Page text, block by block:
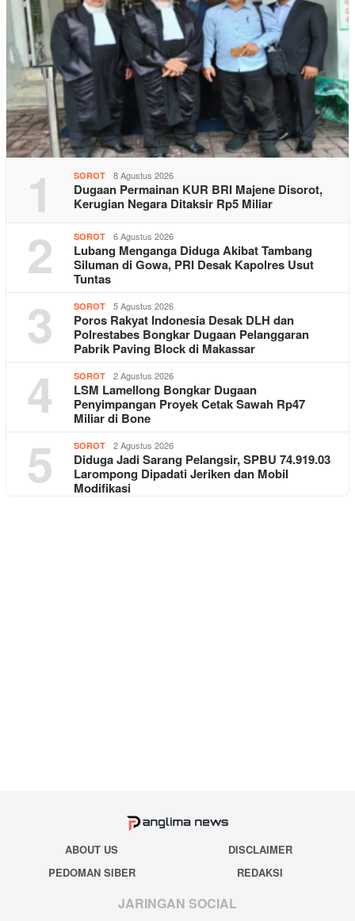
1 SOROT 8 Agustus 2026
Dugaan Permainan KUR BRI Majene Disorot,
Kerugian Negara Ditaksir Rp5 Miliar
2 SOROT 6 Agustus 2026
Lubang Menganga Diduga Akibat Tambang
Siluman di Gowa, PRI Desak Kapolres Usut
Tuntas
3 SOROT 5 Agustus 2026
Poros Rakyat Indonesia Desak DLH dan
Polrestabes Bongkar Dugaan Pelanggaran
Pabrik Paving Block di Makassar
4 SOROT 2 Agustus 2026
LSM Lamellong Bongkar Dugaan
Penyimpangan Proyek Cetak Sawah Rp47
Miliar di Bone
5 SOROT 2 Agustus 2026
Diduga Jadi Sarang Pelangsir, SPBU 74.919.03
Larompong Dipadati Jeriken dan Mobil
Modifikasi
ABOUT US
DISCLAIMER
PEDOMAN SIBER
REDAKSI
JARINGAN SOCIAL